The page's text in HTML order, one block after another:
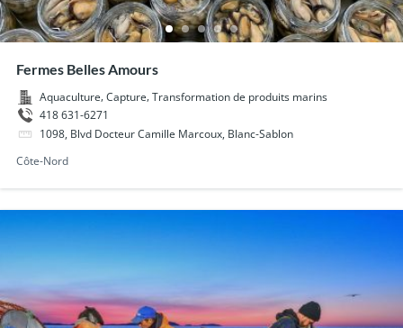
Fermes Belles Amours
Aquaculture, Capture, Transformation de produits marins
418 631-6271
1098, Blvd Docteur Camille Marcoux, Blanc-Sablon
Côte-Nord